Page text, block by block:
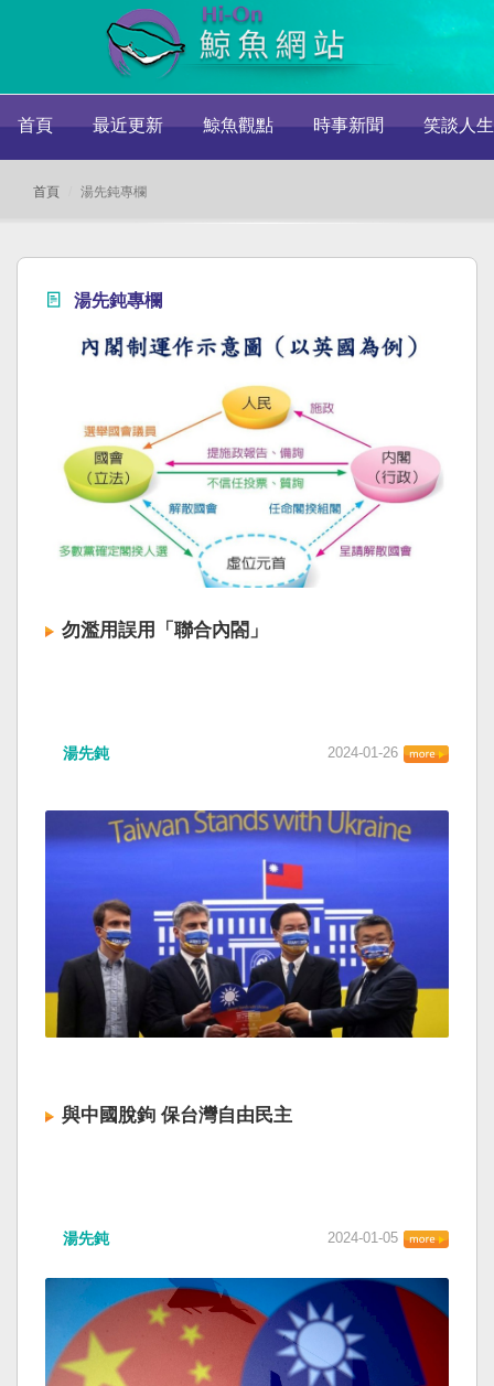
首頁 最近更新 鯨魚觀點 時事新聞 笑談人生
首頁 湯先鈍專欄
湯先鈍專欄
勿濫用誤用「聯合內閤」
湯先鈍 2024-01-26
與中國脫鉤 保台灣自由民主
湯先鈍 2024-01-05